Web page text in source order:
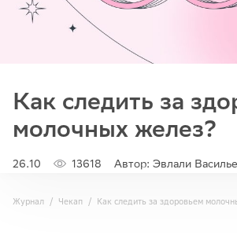
Как следить за
молочных желез?
26.10 13618 Автор: Эвлали
Журнал Чекап Как следить за здоровьем